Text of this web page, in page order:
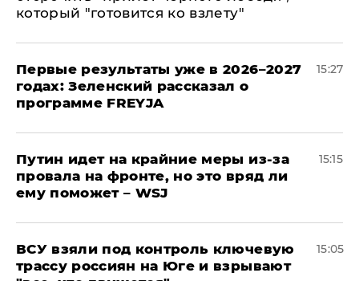
который "готовится ко взлету"
Первые результаты уже в 2026–2027
годах: Зеленский рассказал о
программе FREYJA
15:27
Путин идет на крайние меры из-за
провала на фронте, но это вряд ли
ему поможет – WSJ
15:15
ВСУ взяли под контроль ключевую
трассу россиян на Юге и взрывают
15:05